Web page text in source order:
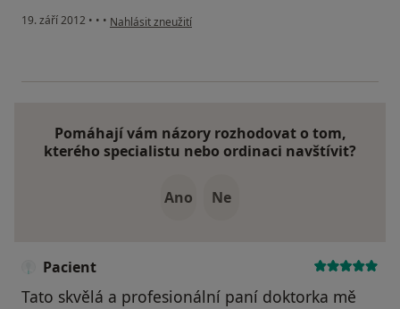
19. září 2012 • • • podle názoru uživatele Váš účet byl odstraněn
Nahlásit zneužití
Pomáhají vám názory rozhodovat o tom,
kterého specialistu nebo ordinaci navštívit?
Ano Ne
Pacient
Tato skvělá a profesionální paní doktorka mě